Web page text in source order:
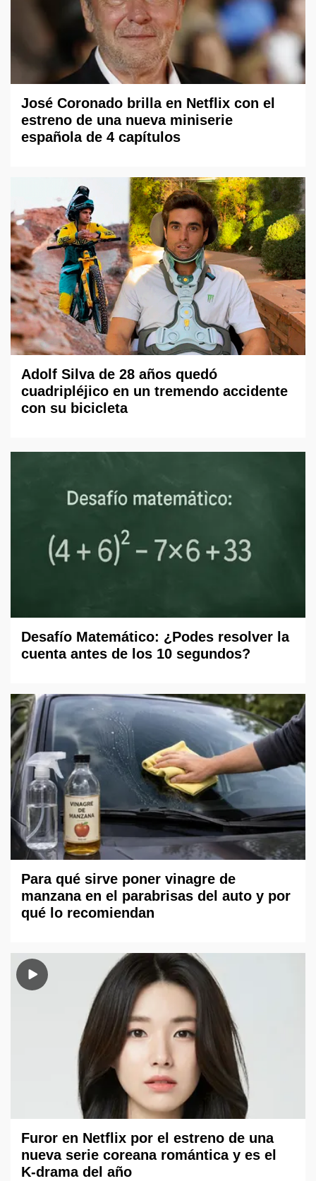
José Coronado brilla en Netflix con el
estreno de una nueva miniserie
española de 4 capítulos
Adolf Silva de 28 años quedó
cuadripléjico en un tremendo accidente
con su bicicleta
Desafío Matemático: ¿Podes resolver la
cuenta antes de los 10 segundos?
Para qué sirve poner vinagre de
manzana en el parabrisas del auto y por
qué lo recomiendan
Furor en Netflix por el estreno de una
nueva serie coreana romántica y es el
K-drama del año